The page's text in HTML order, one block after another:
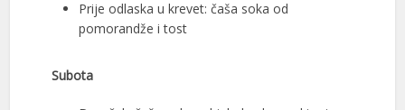
Prije odlaska u krevet: čaša soka od
pomorandže i tost
Subota